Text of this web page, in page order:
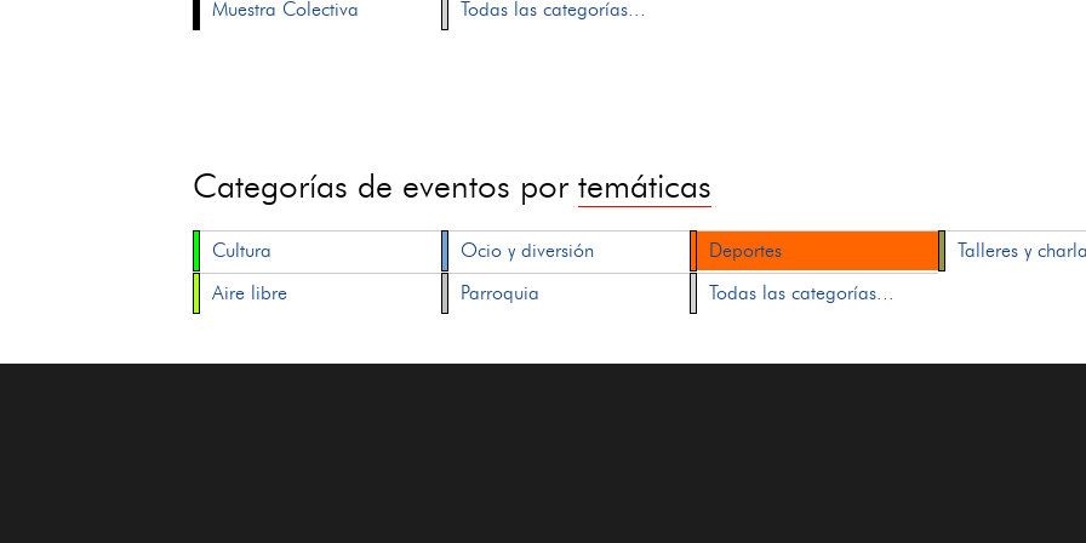
Muestra Colectiva
Todas las categorías...
Categorías de eventos portemáticas
Cultura Ocio y diversión Deportes Talleres y
Aire libre
Parroquia Todas las categorías...